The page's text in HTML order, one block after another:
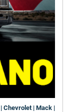
Chevrolet | Mack |